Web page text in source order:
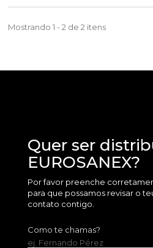
Mostrando 1 - 2 de 2 itens
Quer ser
EUROSANEX?
Por favor preenche
para que possamos revisar o
contato contigo.
Como te chamas?
ej. Fernando Pérez